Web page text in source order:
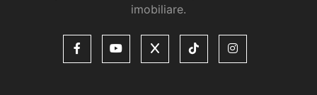
imobiliare.